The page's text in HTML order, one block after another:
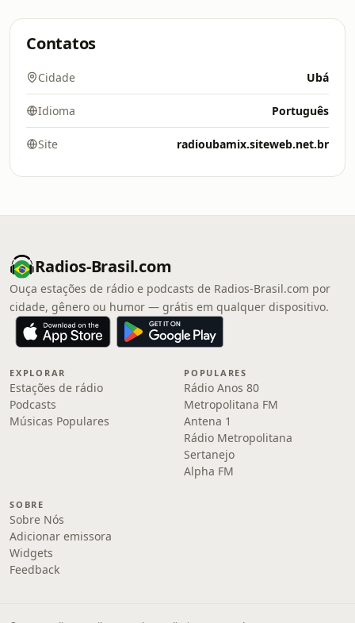
Contatos
Cidade Ubá
Idioma Português
Site radioubamix.siteweb.net.br
Radios-Brasil.com
Ouça estações de rádio e podcasts de Radios-Brasil.com por
cidade, gênero ou humor — grátis em qualquer dispositivo.
EXPLORAR
Estações de rádio
Podcasts
Músicas Populares
POPULARES
Rádio Anos 80
Metropolitana FM
Antena 1
Rádio Metropolitana
Sertanejo
Alpha FM
SOBRE
Sobre Nós
Adicionar emissora
Widgets
Feedback